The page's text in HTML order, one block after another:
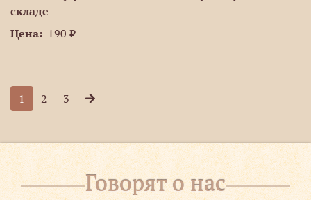
складе
Цена: 190 ₽
1 2 3
Говорят о нас